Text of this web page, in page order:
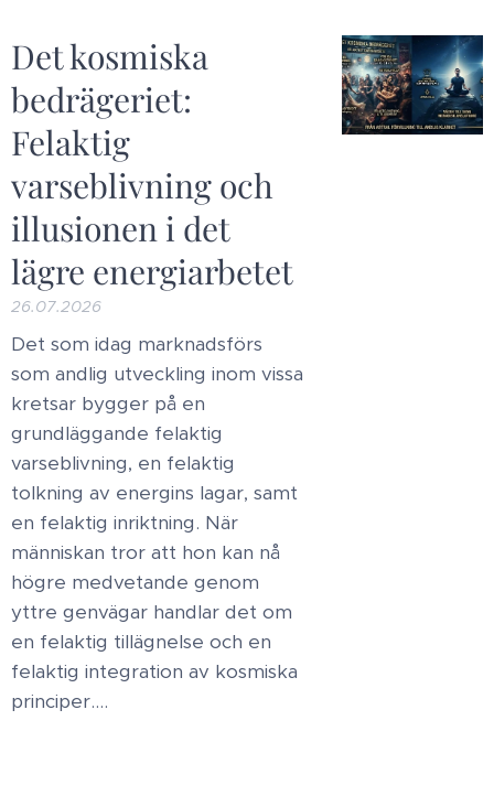
Det kosmiska
bedrägeriet:
Felaktig
varseblivning och
illusionen i det
lägre energiarbetet
26.07.2026
​Det som idag marknadsförs
som andlig utveckling inom vissa
kretsar bygger på en
grundläggande felaktig
varseblivning, en felaktig
tolkning av energins lagar, samt
en felaktig inriktning. När
människan tror att hon kan nå
högre medvetande genom
yttre genvägar handlar det om
en felaktig tillägnelse och en
felaktig integration av kosmiska
principer....